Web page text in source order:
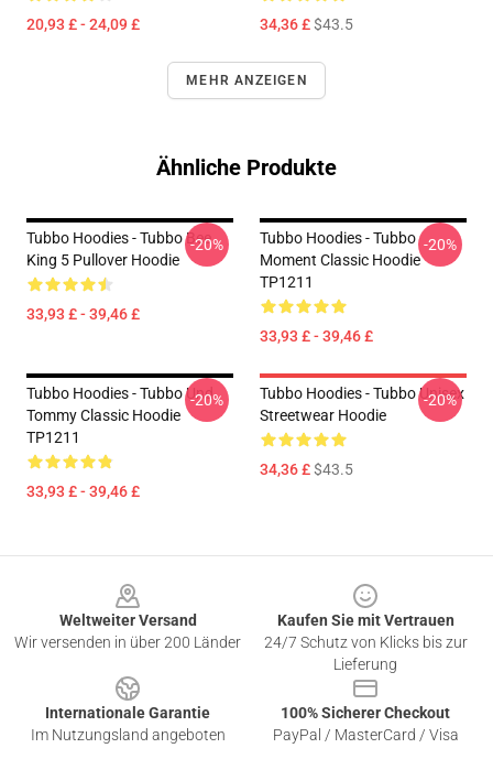
20,93 £ - 24,09 £ 34,36 £$43.5
MEHR ANZEIGEN
Ähnliche Produkte
Tubbo Hoodies - Tubbo Bee
King 5 Pullover Hoodie
33,93 £ - 39,46 £
-20%
Tubbo Hoodies - Tubbo
Moment Classic Hoodie
TP1211
33,93 £ - 39,46 £
-20%
Tubbo Hoodies - Tubbo Und
Tommy Classic Hoodie
TP1211
33,93 £ - 39,46 £
-20%
Tubbo Hoodies - Tubbo Unisex
Streetwear Hoodie
34,36 £$43.5
-20%
Weltweiter Versand
Wir versenden in über 200 Länder
Kaufen Sie mit Vertrauen
24/7 Schutz von Klicks bis zur
Lieferung
Internationale Garantie
Im Nutzungsland angeboten
100% Sicherer Checkout
PayPal / MasterCard / Visa